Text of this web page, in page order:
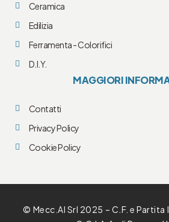
Ceramica
Edilizia
Ferramenta - Colorifici
D.I.Y.
MAGGIORI
Contatti
Privacy Policy
Cookie Policy
© Mecc.Al Srl 2025 – C.F. e Partita